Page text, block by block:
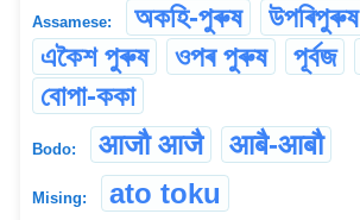
Assamese: অকহি-পুৰুষ উপৰিপুৰুষ
একৈশ পুৰুষ
ওপৰ পুৰুষ পূৰ্বজ
বোপা-ককা
Bodo: आजौ आजै आबै-आबौ
Mising: ato toku